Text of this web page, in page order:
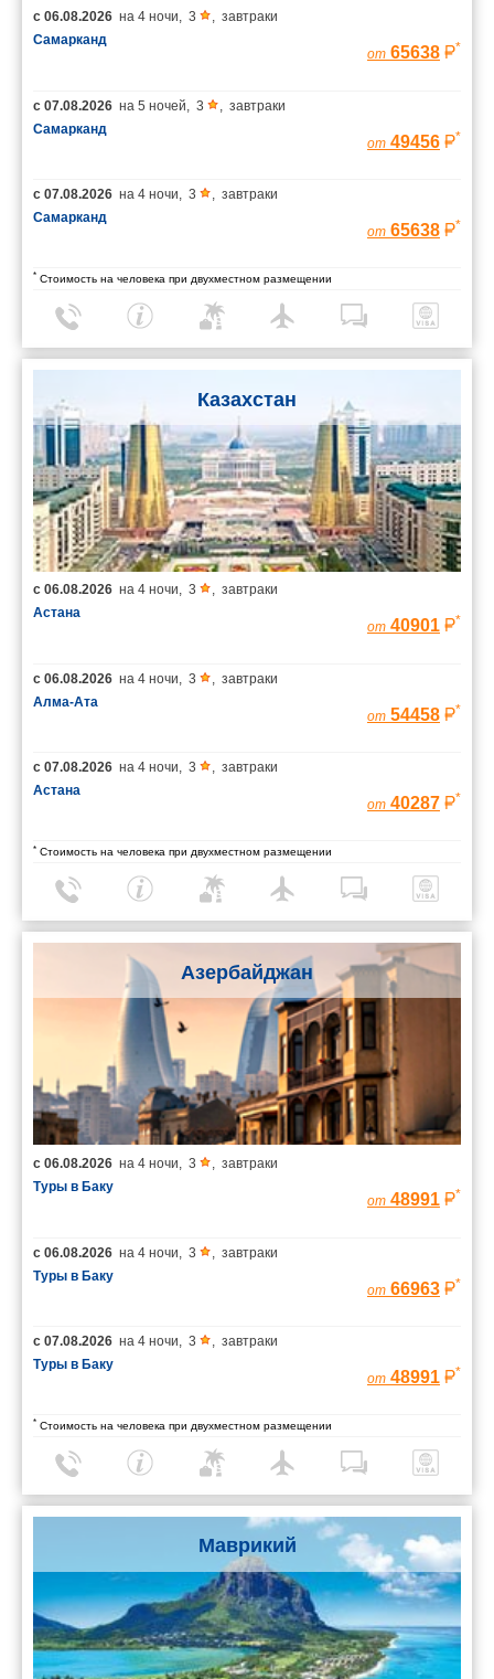
с 06.08.2026 на 4 ночи, 3 , завтраки
Самарканд
от 65638 *
с 07.08.2026 на 5 ночей, 3 , завтраки
Самарканд
от 49456 *
с 07.08.2026 на 4 ночи, 3 , завтраки
Самарканд
от 65638 *
* Стоимость на человека при двухместном размещении
Казахстан
с 06.08.2026 на 4 ночи, 3 , завтраки
Астана
от 40901 *
с 06.08.2026 на 4 ночи, 3 , завтраки
Алма-Ата
от 54458 *
с 07.08.2026 на 4 ночи, 3 , завтраки
Астана
от 40287 *
* Стоимость на человека при двухместном размещении
Азербайджан
с 06.08.2026 на 4 ночи 3
завтраки
Туры в Баку
от 48991 *
с 06.08.2026 на 4 ночи 3
завтраки
Туры в Баку
от 66963 *
с 07.08.2026 на 4 ночи 3
завтраки
Туры в Баку
от 48991 *
* Стоимость на человека при двухместном размещении
Маврикий